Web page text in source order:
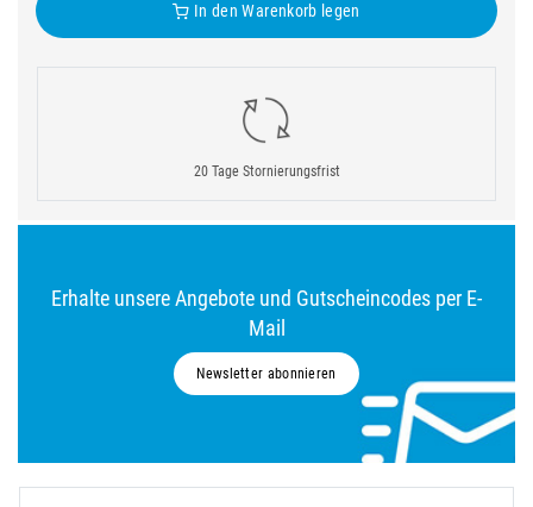
In den Warenkorb legen
20 Tage Stornierungsfrist
Erhalte unsere Angebote und Gutscheincodes per E-
Mail
Newsletter abonnieren